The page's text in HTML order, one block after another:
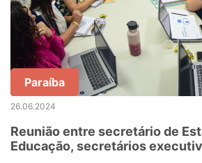
Paraíba
26.06.2024
Reunião entre secretário de
Educação, secretários